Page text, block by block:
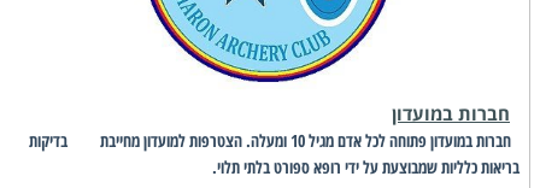
חברות במועדון
חברות במועדון פתוחה לכל אדם מגיל 10 ומעלה. הצטרפות למועדון מחייבת בדיקות
בריאות כלליות שמבוצעת על ידי רופא ספורט בלתי תלוי.